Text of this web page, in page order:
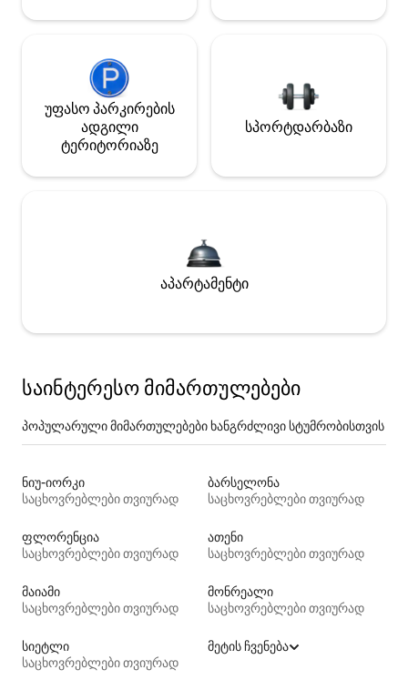
უფასო პარკირების
ადგილი
ტერიტორიაზე
სპორტდარბაზი
აპარტამენტი
საინტერესო მიმართულებები
პოპულარული მიმართულებები ხანგრძლივი სტუმრობისთვის
ნიუ-იორკი
საცხოვრებლები თვიურად
ბარსელონა
საცხოვრებლები თვიურად
ფლორენცია
საცხოვრებლები თვიურად
ათენი
საცხოვრებლები თვიურად
მაიამი
საცხოვრებლები თვიურად
მონრეალი
საცხოვრებლები თვიურად
სიეტლი
საცხოვრებლები თვიურად
მეტის ჩვენება